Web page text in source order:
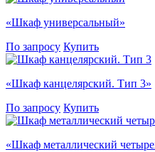
«Шкаф универсальный»
По запросу Купить
«Шкаф канцелярский. Тип 3»
По запросу Купить
«Шкаф металлический